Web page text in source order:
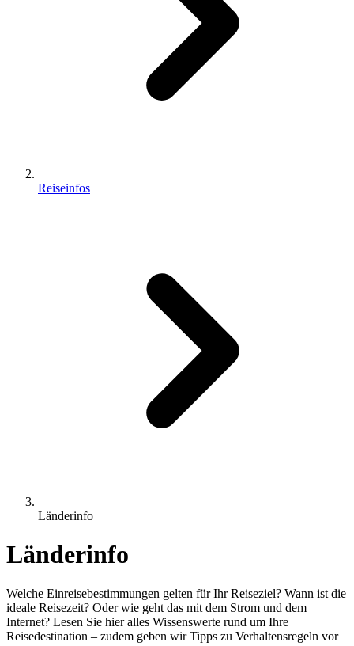
Reiseinfos
Länderinfo
Länderinfo
Welche Einreisebestimmungen gelten für Ihr Reiseziel? Wann ist die
ideale Reisezeit? Oder wie geht das mit dem Strom und dem
Internet? Lesen Sie hier alles Wissenswerte rund um Ihre
Reisedestination – zudem geben wir Tipps zu Verhaltensregeln vor